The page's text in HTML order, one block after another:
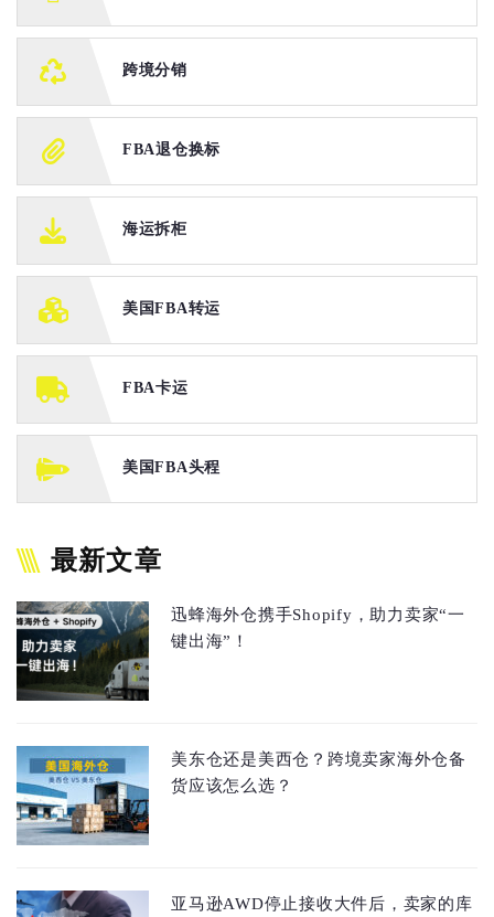
跨境分销
FBA退仓换标
海运拆柜
美国FBA转运
FBA卡运
美国FBA头程
最新文章
迅蜂海外仓携手Shopify，助力卖家“一
键出海”！
美东仓还是美西仓？跨境卖家海外仓备
货应该怎么选？
亚马逊AWD停止接收大件后，卖家的库